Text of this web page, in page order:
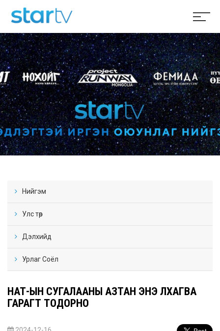
Нийгэм
Улс төр
Дэлхийд
Урлаг Соёл
НӨАТ-ЫН СУГАЛААНЫ АЗТАН ЭНЭ ЛХАГВА
ГАРАГТ ТОДОРНО